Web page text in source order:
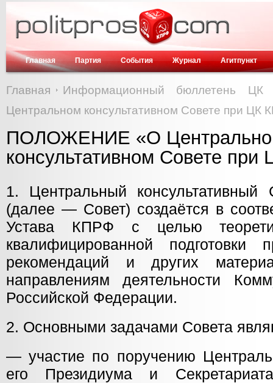
Главная Партия События Журнал Агитпункт
Главная
Информационный бюллетень
Центральном консультативном Совете при ЦК
ПОЛОЖЕНИЕ «О
консультативном Совете
1. Центральный
(далее — Совет) создаётся в
Устава КПРФ с целью
квалифицированной подготовки
рекомендаций и других
направлениям деятельности
Российской Федерации.
2. Основными задачами Совета
— участие по поручению
его Президиума и